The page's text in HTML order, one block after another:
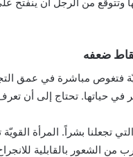
فتغوص مباشرة في عمق
في حياتها. تحتاج إلى أن
بشراً. المرأة القويّة
من الشعور بالقابلية